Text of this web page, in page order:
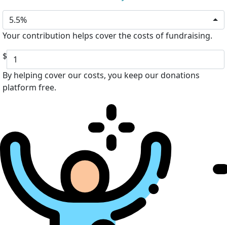
5.5%
Your contribution helps cover the costs of fundraising.
$
By helping cover our costs, you keep our donations
platform free.